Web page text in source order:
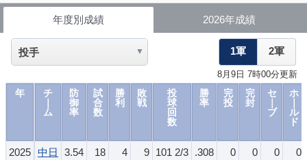
年度別成績 2026年成績
1軍 2軍
8月9日 7時00分更新
年
2025
チ
ム
防
御
率
試
合
数
勝
利
敗
戦
投
球
回
数
勝
率
完
投
完
封
セ
ブ
ホ
ル
ド
中日 3.54 18 4 9 101 2/3 .308 0 0 0
0